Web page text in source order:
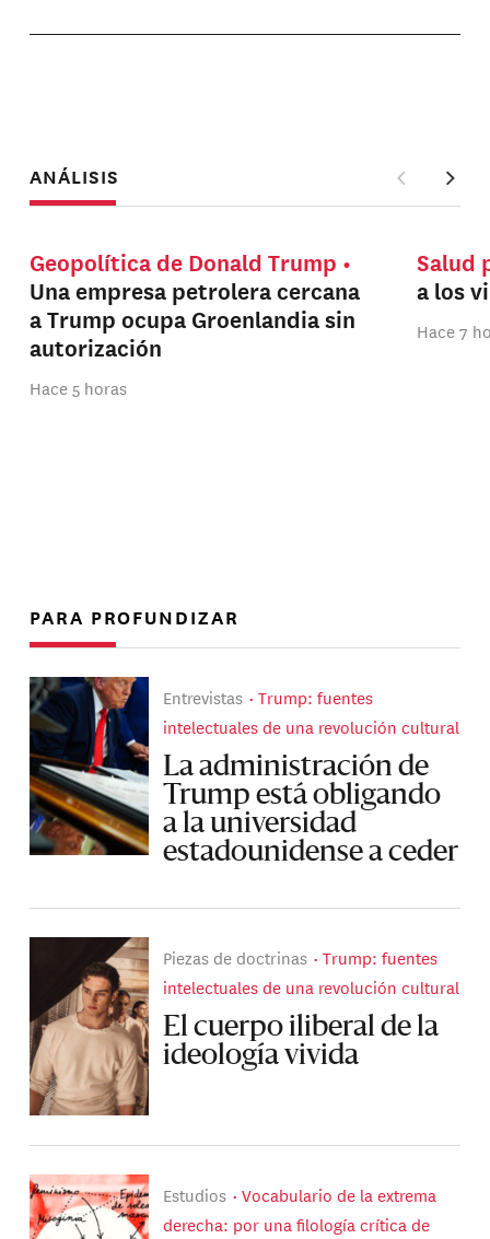
ANÁLISIS
Geopolítica de Donald Trump
Una empresa petrolera cercana
a Trump ocupa Groenlandia sin
autorización
Hace 5 horas
Salud
a los
Hace 7
PARA PROFUNDIZAR
Entrevistas
Trump: fuentes
intelectuales de una revolución cultural
La administración de
Trump está obligando
a la universidad
estadounidense a ceder
Piezas de doctrinas
Trump: fuentes
intelectuales de una revolución cultural
El cuerpo iliberal de la
ideología vivida
Estudios
Vocabulario de la extrema
derecha: por una filología crítica de